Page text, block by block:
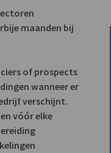
maanden bij
of prospects
wanneer er
verschijnt.
vóór elke